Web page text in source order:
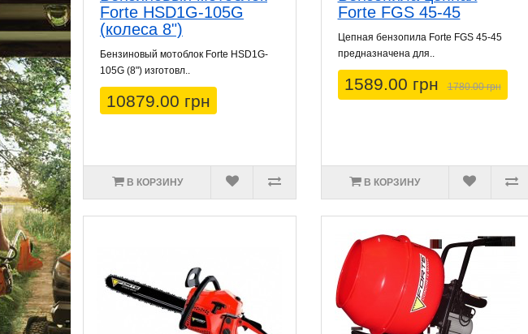
Forte HSD1G-105G
(колеса 8")
Бензиновый мотоблок Forte HSD1G-
105G (8") изготовл..
10879.00 грн
В КОРЗИНУ
Forte FGS 45-45
Цепная бензопила Forte FGS 45-45
предназначена для..
1589.00 грн 1780.00 грн
В КОРЗИНУ